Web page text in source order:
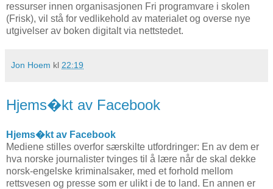
ressurser innen organisasjonen Fri programvare i skolen
(Frisk), vil stå for vedlikehold av materialet og overse nye
utgivelser av boken digitalt via nettstedet.
Jon Hoem kl 22:19
Hjems�kt av Facebook
Hjems�kt av Facebook
Mediene stilles overfor særskilte utfordringer: En av dem er
hva norske journalister tvinges til å lære når de skal dekke
norsk-engelske kriminalsaker, med et forhold mellom
rettsvesen og presse som er ulikt i de to land. En annen er